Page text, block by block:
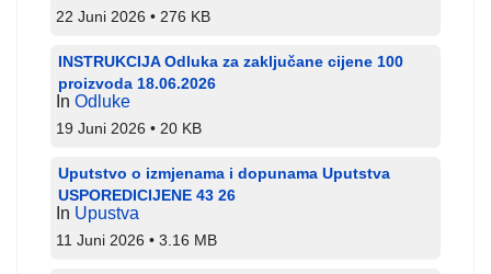
22 Juni 2026 276 KB
INSTRUKCIJA Odluka za zaključane cijene 100
proizvoda 18.06.2026
In Odluke
19 Juni 2026 20 KB
Uputstvo o izmjenama i dopunama Uputstva
USPOREDICIJENE 43 26
In Upustva
11 Juni 2026 3.16 MB